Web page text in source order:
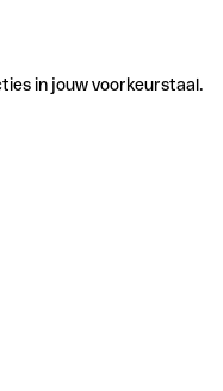
in jouw voorkeurstaal.